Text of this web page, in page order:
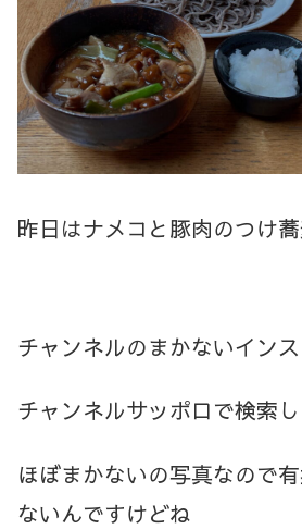
昨日はナメコと豚肉のつけ
チャンネルのまかないイン
チャンネルサッポロで検索
ほぼまかないの写真なので
ないんですけどね